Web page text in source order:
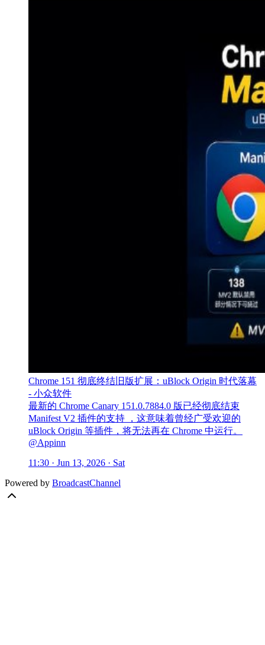
Chrome 151 彻底终结旧版扩展：uBlock Origin 时代落幕
- 小众软件
最新的 Chrome Canary 151.0.7884.0 版已经彻底结束
Manifest V2 插件的支持 ，这意味着曾经广受欢迎的
uBlock Origin 等插件，将无法再在 Chrome 中运行。
@Appinn
11:30 · Jun 13, 2026 · Sat
Powered by BroadcastChannel